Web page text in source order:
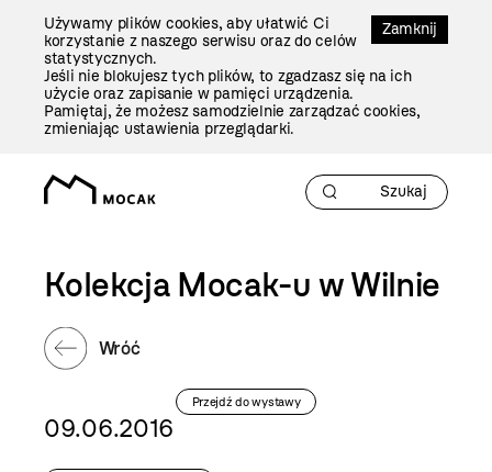
Zamknij
Używamy plików cookies, aby ułatwić Ci
korzystanie z naszego serwisu oraz do celów
statystycznych.
Jeśli nie blokujesz tych plików, to zgadzasz się na ich
użycie oraz zapisanie w pamięci urządzenia.
Pamiętaj, że możesz samodzielnie zarządzać cookies,
zmieniając ustawienia przeglądarki.
Kolekcja Mocak-u w Wilnie
Wróć
Przejdź do wystawy
09.06.2016